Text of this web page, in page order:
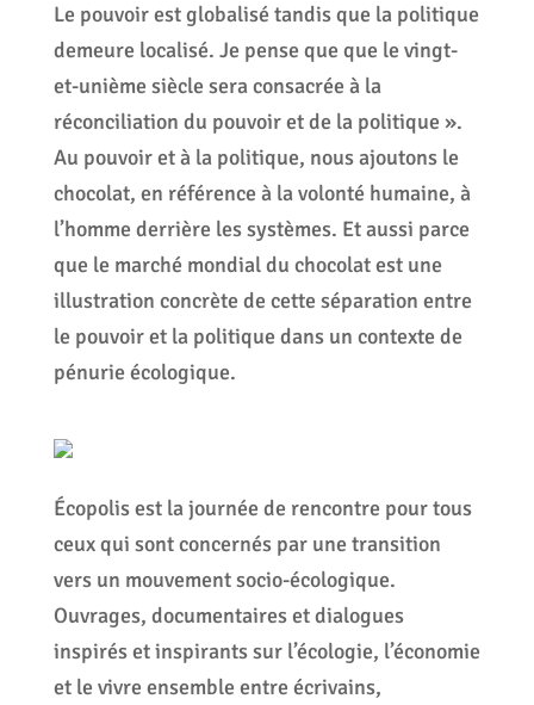
Le pouvoir est globalisé tandis que la politique
demeure localisé. Je pense que que le vingt-
et-unième siècle sera consacrée à la
réconciliation du pouvoir et de la politique ».
Au pouvoir et à la politique, nous ajoutons le
chocolat, en référence à la volonté humaine, à
l’homme derrière les systèmes. Et aussi parce
que le marché mondial du chocolat est une
illustration concrète de cette séparation entre
le pouvoir et la politique dans un contexte de
pénurie écologique.
Écopolis est la journée de rencontre pour tous
ceux qui sont concernés par une transition
vers un mouvement socio-écologique.
Ouvrages, documentaires et dialogues
inspirés et inspirants sur l’écologie, l’économie
et le vivre ensemble entre écrivains,